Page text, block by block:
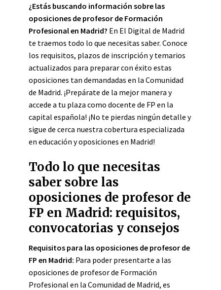
¿Estás buscando información sobre las
oposiciones de profesor de Formación
Profesional en Madrid? En El Digital de Madrid
te traemos todo lo que necesitas saber. Conoce
los requisitos, plazos de inscripción y temarios
actualizados para preparar con éxito estas
oposiciones tan demandadas en la Comunidad
de Madrid. ¡Prepárate de la mejor manera y
accede a tu plaza como docente de FP en la
capital española! ¡No te pierdas ningún detalle y
sigue de cerca nuestra cobertura especializada
en educación y oposiciones en Madrid!
Todo lo que necesitas
saber sobre las
oposiciones de profesor de
FP en Madrid: requisitos,
convocatorias y consejos
Requisitos para las oposiciones de profesor de
FP en Madrid: Para poder presentarte a las
oposiciones de profesor de Formación
Profesional en la Comunidad de Madrid, es